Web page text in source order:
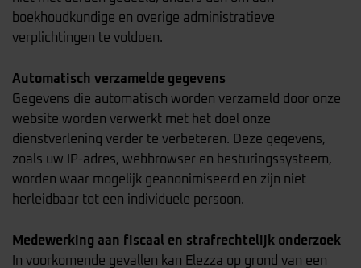
boekhoudkundige en overige administratieve
verplichtingen te voldoen.
Automatisch verzamelde gegevens
Gegevens die automatisch worden verzameld door onze
website worden verwerkt met het doel onze
dienstverlening verder te verbeteren. Deze gegevens,
zoals uw IP-adres, webbrowser en besturingssysteem,
worden waar mogelijk geanonimiseerd en zijn niet
herleidbaar tot een individuele persoon.
Medewerking aan fiscaal en strafrechtelijk onderzoek
In voorkomende gevallen kan Elezza op grond van een